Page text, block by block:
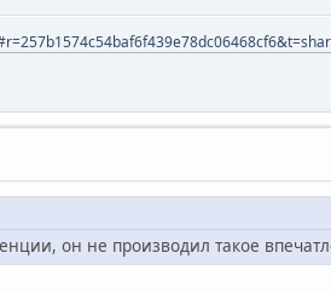
он не производил такое